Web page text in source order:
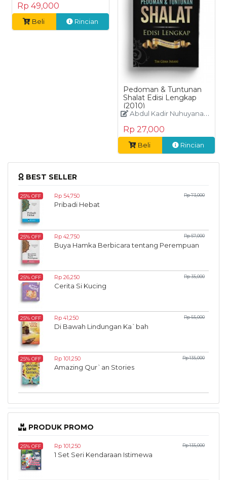
Rp 49,000
Beli Rincian
Pedoman & Tuntunan
Shalat Edisi Lengkap
(2010)
Abdul Kadir Nuhuyanan dkk
Rp 27,000
Beli Rincian
BEST SELLER
25% OFF Rp 54,750 Rp 73,000
Pribadi Hebat
25% OFF Rp 42,750 Rp 57,000
Buya Hamka Berbicara tentang Perempuan
25% OFF Rp 26,250 Rp 35,000
Cerita Si Kucing
25% OFF Rp 41,250 Rp 55,000
Di Bawah Lindungan Ka`bah
25% OFF Rp 101,250 Rp 135,000
Amazing Qur`an Stories
PRODUK PROMO
25% OFF Rp 101,250 Rp 135,000
1 Set Seri Kendaraan Istimewa